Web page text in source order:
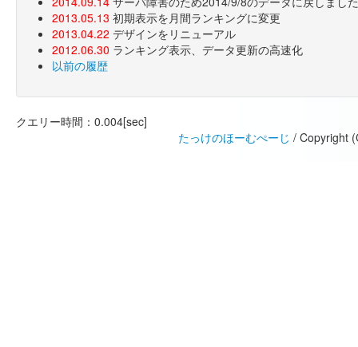
2013.05.13 初期表示を月間ランキングに変更
2013.04.22 デザインをリニューアル
2012.06.30 ランキング表示、データ更新の高速化
以前の履歴
クエリー時間：0.004[sec]
たっけのほーむぺーじ / Copyright